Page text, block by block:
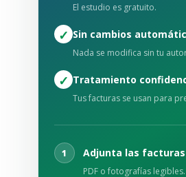
El estudio es gratuito.
✓ Sin cambios
Nada se modifica sin tu
✓ Tratamiento
Tus facturas se usan para
1 Adjunta las facturas
PDF o fotografías legibles.